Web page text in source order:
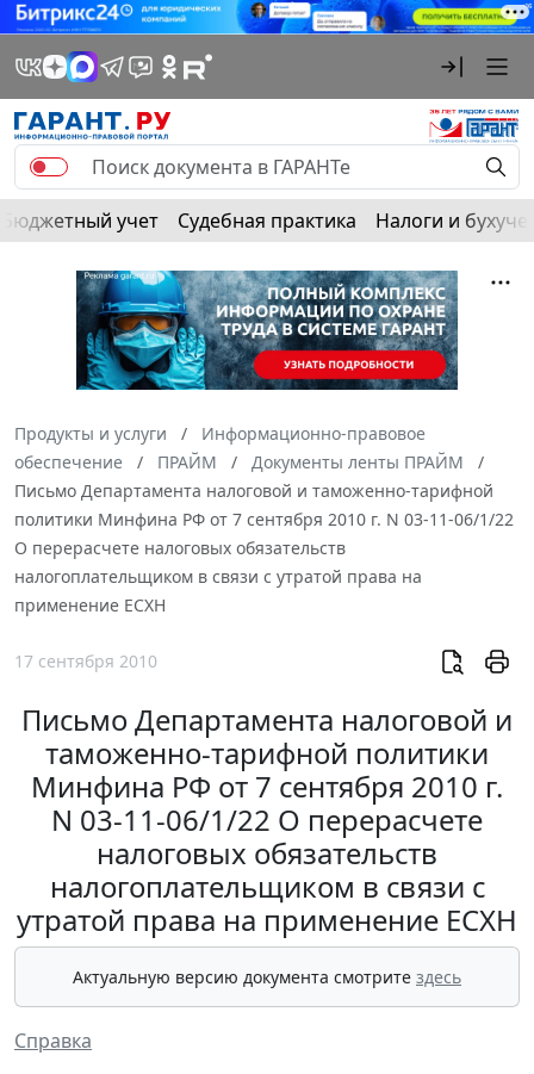
Бюджетный учет Судебная практика Налоги и
Продукты и услуги
Информационно-правовое
обеспечение
ПРАЙМ
Документы ленты ПРАЙМ
Письмо Департамента налоговой и таможенно-тарифной
политики Минфина РФ от 7 сентября 2010 г. N 03-11-06/1/22
О перерасчете налоговых обязательств
налогоплательщиком в связи с утратой права на
применение ЕСХН
17 сентября 2010
Письмо Департамента налоговой и
таможенно-тарифной политики
Минфина РФ от 7 сентября 2010 г.
N 03-11-06/1/22 О перерасчете
налоговых обязательств
налогоплательщиком в связи с
утратой права на применение ЕСХН
Актуальную версию документа смотрите здесь
Справка